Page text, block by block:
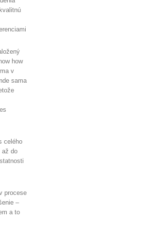
how
v
sama
celého
až do
procese
–
a to